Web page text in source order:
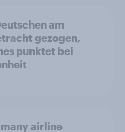
am
gezogen,
punktet bei
airline